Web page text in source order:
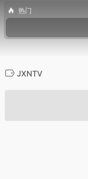
热门
JXNTV